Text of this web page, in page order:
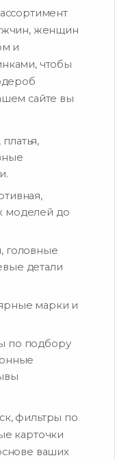
женщин
и
чтобы
сайте вы
моделей до
головные
детали
марки и
по подбору
фильтры по
карточки
ваших